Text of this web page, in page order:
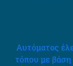
Αυτόματος
τόπου με